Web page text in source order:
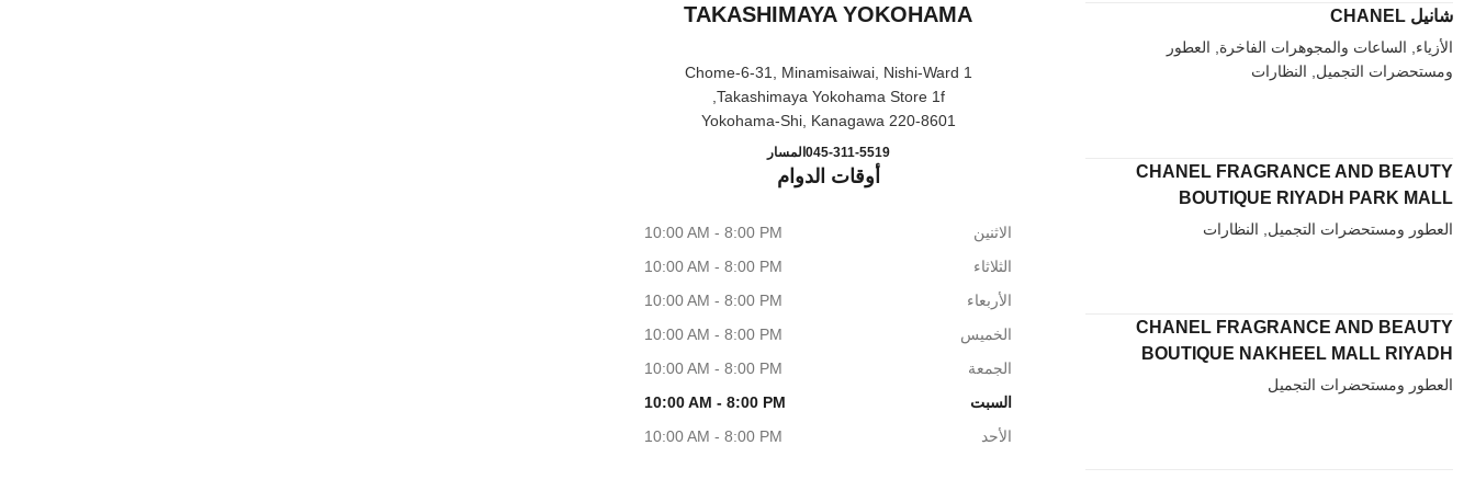
شانيل CHANEL
الأزياء, الساعات والمجوهرات الفاخرة, العطور
ومستحضرات التجميل, النظارات
CHANEL FRAGRANCE AND BEAUTY
BOUTIQUE RIYADH PARK MALL
العطور ومستحضرات التجميل, النظارات
CHANEL FRAGRANCE AND BEAUTY
BOUTIQUE NAKHEEL MALL RIYADH
العطور ومستحضرات التجميل
TAKASHIMAYA YOKOHAMA
1 Chome-6-31, Minamisaiwai, Nishi-Ward
Takashimaya Yokohama Store 1f,
220-8601 Yokohama-Shi, Kanagawa
اتصال
045-311-5519 المسارCHANEL FRAGRANCE & BEAUTY TAKASHIMAYA YOKOHAMA
أوقات الدوام
الاثنين
10:00 AM - 8:00 PM
الثلاثاء
10:00 AM - 8:00 PM
الأربعاء
10:00 AM - 8:00 PM
الخميس
10:00 AM - 8:00 PM
الجمعة
10:00 AM - 8:00 PM
السبت
10:00 AM - 8:00 PM
الأحد
10:00 AM - 8:00 PM